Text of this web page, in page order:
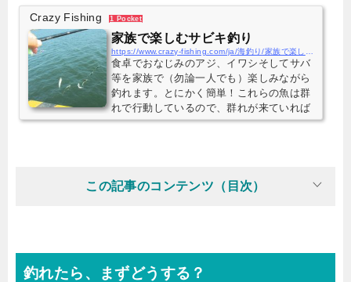
Crazy Fishing 1 Pocket
家族で楽しむサビキ釣り
食卓でおなじみのアジ、イワシそしてサバ
等を家族で（勿論一人でも）楽しみながら
釣れます。とにかく簡単！これらの魚は群
れで行動しているので、群れが来ていれば
見えるところでどんどん釣れますよ。イン
この記事のコンテンツ（目次）
釣れたら、まずどうする？